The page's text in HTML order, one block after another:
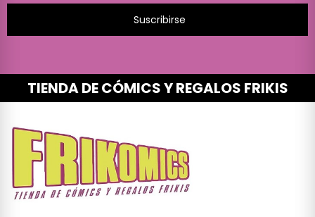
Suscribirse
TIENDA DE CÓMICS Y REGALOS FRIKIS